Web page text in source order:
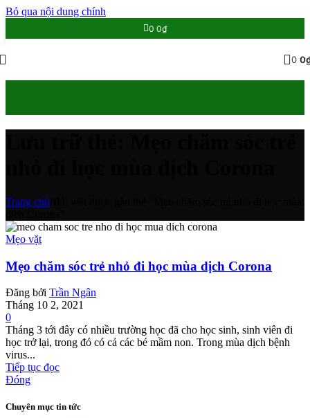
Bỏ qua nội dung chính
0 0₫
0 0
Trang chủ
25
Mẹo vặt
Mẹo chăm sóc trẻ nhỏ đi học mùa dịch Corona
Đăng bởi Trần Ngân
Tháng 10 2, 2021
0
Tháng 3 tới đây có nhiều trường học đã cho học sinh, sinh viên đi
học trở lại, trong đó có cả các bé mầm non. Trong mùa dịch bệnh
virus...
Tiếp tục đọc
Đóng
Chuyên mục tin tức